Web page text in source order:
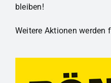
bleiben!
Weitere Aktionen werden